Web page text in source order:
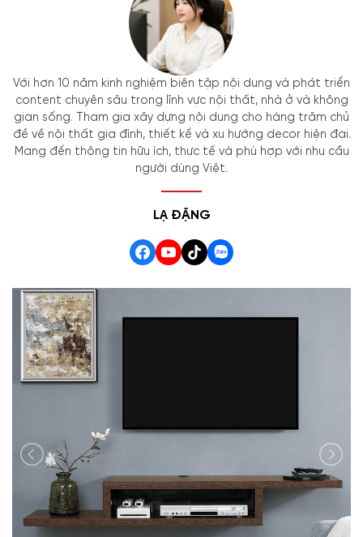
Với hơn 10 năm kinh nghiệm biên tập nội dung và phát triển
content chuyên sâu trong lĩnh vực nội thất, nhà ở và không
gian sống. Tham gia xây dựng nội dung cho hàng trăm chủ
đề về nội thất gia đình, thiết kế và xu hướng decor hiện đại.
Mang đến thông tin hữu ích, thực tế và phù hợp với nhu cầu
người dùng Việt.
LẠ ĐẶNG